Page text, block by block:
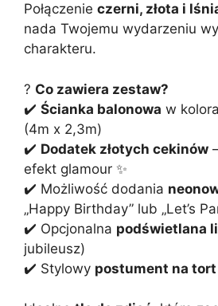
Połączenie czerni, złota i
nada Twojemu wydarzeniu
charakteru.
? Co zawiera zestaw?
✔️ Ścianka balonowa w
(4m x 2,3m)
✔️ Dodatek złotych cekinów
efekt glamour ✨
✔️ Możliwość dodania
„Happy Birthday” lub „Let’s
✔️ Opcjonalna podświetlana
jubileusz)
✔️ Stylowy postument na